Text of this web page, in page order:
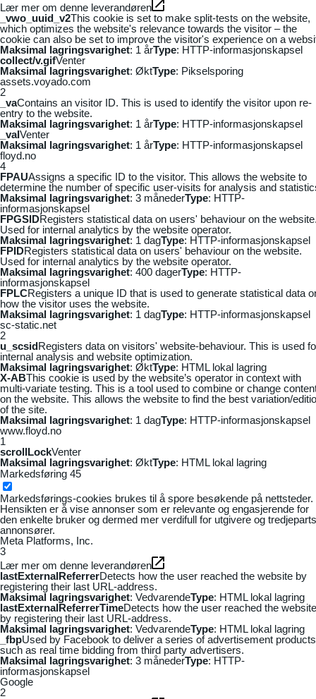
Lær mer om denne leverandøren
_vwo_uuid_v2This cookie is set to make split-tests on the website,
which optimizes the website's relevance towards the visitor – the
cookie can also be set to improve the visitor's experience on a
Maksimal lagringsvarighet: 1 årType: HTTP-informasjonskapsel
collect/v.gifVenter
Maksimal lagringsvarighet: ØktType: Pikselsporing
assets.voyado.com
2
_vaContains an visitor ID. This is used to identify the visitor upon re-
entry to the website.
Maksimal lagringsvarighet: 1 årType: HTTP-informasjonskapsel
_vaIVenter
Maksimal lagringsvarighet: 1 årType: HTTP-informasjonskapsel
floyd.no
4
FPAUAssigns a specific ID to the visitor. This allows the website to
determine the number of specific user-visits for analysis and
Maksimal lagringsvarighet: 3 månederType: HTTP-
informasjonskapsel
FPGSIDRegisters statistical data on users' behaviour on the
Used for internal analytics by the website operator.
Maksimal lagringsvarighet: 1 dagType: HTTP-informasjonskapsel
FPIDRegisters statistical data on users' behaviour on the website.
Used for internal analytics by the website operator.
Maksimal lagringsvarighet: 400 dagerType: HTTP-
informasjonskapsel
FPLCRegisters a unique ID that is used to generate statistical data
how the visitor uses the website.
Maksimal lagringsvarighet: 1 dagType: HTTP-informasjonskapsel
sc-static.net
2
u_scsidRegisters data on visitors' website-behaviour. This is used
internal analysis and website optimization.
Maksimal lagringsvarighet: ØktType: HTML lokal lagring
X-ABThis cookie is used by the website’s operator in context with
multi-variate testing. This is a tool used to combine or change
on the website. This allows the website to find the best variation/
of the site.
Maksimal lagringsvarighet: 1 dagType: HTTP-informasjonskapsel
www.floyd.no
1
scrollLockVenter
Maksimal lagringsvarighet: ØktType: HTML lokal lagring
Markedsføring 45
Markedsførings-cookies brukes til å spore besøkende på nettsteder.
Hensikten er å vise annonser som er relevante og engasjerende for
den enkelte bruker og dermed mer verdifull for utgivere og tredjeparts
annonsører.
Meta Platforms, Inc.
3
Lær mer om denne leverandøren
lastExternalReferrerDetects how the user reached the website by
registering their last URL-address.
Maksimal lagringsvarighet: VedvarendeType: HTML lokal lagring
lastExternalReferrerTimeDetects how the user reached the website
by registering their last URL-address.
Maksimal lagringsvarighet: VedvarendeType: HTML lokal lagring
_fbpUsed by Facebook to deliver a series of advertisement products
such as real time bidding from third party advertisers.
Maksimal lagringsvarighet: 3 månederType: HTTP-
informasjonskapsel
Google
2